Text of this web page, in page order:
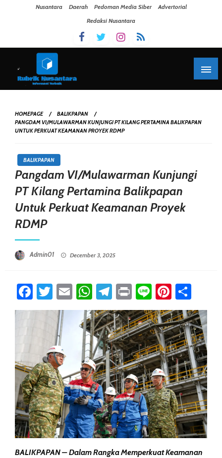
Nusantara Daerah Pedoman Media Siber
Advertorial
Redaksi Nusantara
HOMEPAGE
BALIKPAPAN
PANGDAM VI/MULAWARMAN KUNJUNGI PT KILANG PERTAMINA BALIKPAPAN
UNTUK PERKUAT KEAMANAN PROYEK RDMP
BALIKPAPAN
Pangdam VI/Mulawarman Kunjungi
PT Kilang Pertamina Balikpapan
Untuk Perkuat Keamanan Proyek
RDMP
Admin01 December 3, 2025
Facebook
Twitter
EmailWhatsApp
Telegram
PrintLine
BALIKPAPAN – Dalam Rangka Memperkuat Keamanan